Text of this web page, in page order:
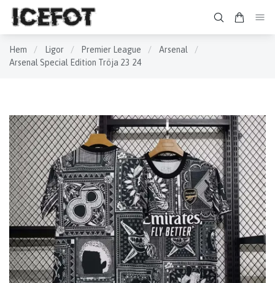
Hem / Ligor / Premier League / Arsenal
/
Arsenal Special Edition Tröja 23 24